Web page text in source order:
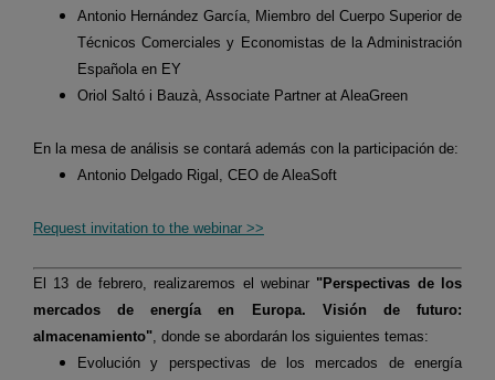
Antonio Hernández García, Miembro del Cuerpo Superior de
Técnicos Comerciales y Economistas de la Administración
Española en EY
Oriol Saltó i Bauzà, Associate Partner at AleaGreen
En la mesa de análisis se contará además con la participación de:
Antonio Delgado Rigal, CEO de AleaSoft
Request invitation to the webinar >>
El 13 de febrero, realizaremos el webinar "Perspectivas de los
mercados de energía en Europa. Visión de futuro:
almacenamiento", donde se abordarán los siguientes temas:
Evolución y perspectivas de los mercados de energía